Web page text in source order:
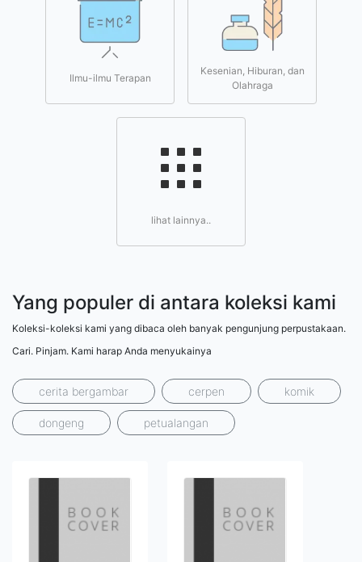
Ilmu-ilmu Terapan
Kesenian, Hiburan, dan
Olahraga
lihat lainnya..
Yang populer di antara koleksi kami
Koleksi-koleksi kami yang dibaca oleh banyak pengunjung perpustakaan.
Cari. Pinjam. Kami harap Anda menyukainya
cerita bergambar cerpen komik
dongeng petualangan